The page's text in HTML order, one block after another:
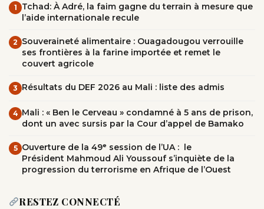
1
Tchad: À Adré, la faim gagne du terrain à mesure que
l’aide internationale recule
2 Souveraineté alimentaire : Ouagadougou verrouille
ses frontières à la farine importée et remet le
couvert agricole
3 Résultats du DEF 2026 au Mali : liste des admis
4 Mali : « Ben le Cerveau » condamné à 5 ans de prison,
dont un avec sursis par la Cour d’appel de Bamako
5 Ouverture de la 49ᵉ session de l’UA : le
Président Mahmoud Ali Youssouf s’inquiète de la
progression du terrorisme en Afrique de l’Ouest
RESTEZ CONNECTÉ